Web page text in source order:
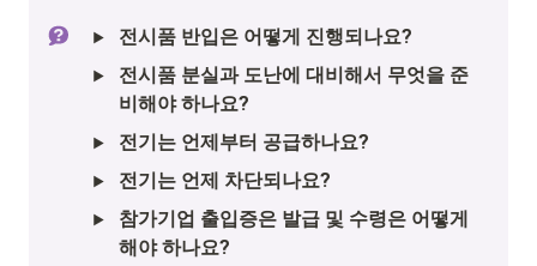
전시품 반입은 어떻게 진행되나요?
전시품 분실과 도난에 대비해서 무엇을 준
비해야 하나요?
전기는 언제부터 공급하나요?
전기는 언제 차단되나요?
참가기업 출입증은 발급 및 수령은 어떻게
해야 하나요?